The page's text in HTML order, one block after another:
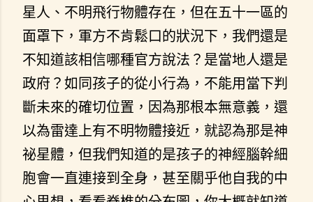
星人、不明飛行物體存在，但在五十一區的
面罩下，軍方不肯鬆口的狀況下，我們還是
不知道該相信哪種官方說法？是當地人還是
政府？如同孩子的從小行為，不能用當下判
斷未來的確切位置，因為那根本無意義，還
以為雷達上有不明物體接近，就認為那是神
祕星體，但我們知道的是孩子的神經腦幹細
胞會一直連接到全身，甚至關乎他自我的中